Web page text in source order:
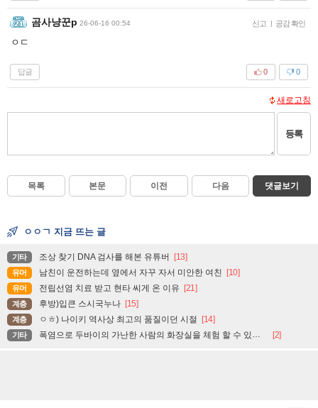
곰사냥꾼p 26-06-16 00:54 신고 | 공감 확인
ㅇㄷ
답글 0
0
새로고침
등록
목록 본문 이전 다음 댓글보기
ㅇㅇㄱ 지금 뜨는 글
기타 조상 찾기 DNA 검사를 해본 유튜버 [13]
유머 남친이 운전하는데 옆에서 자꾸 자서 미안한 여친 [10]
유머 전립선염 치료 받고 현타 씨게 온 이유 [21]
계층 후방)입큰 스시국누나 [15]
계층 ㅇㅎ) 나이키 역사상 최고의 품질이던 시절 [14]
기타 폭염으로 두바이의 가난한 사람의 화장실을 체험 할 수 있는 곳 [2]